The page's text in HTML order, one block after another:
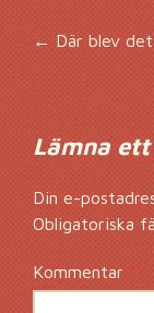
←Där blev
Lämna
Din e-
Obligatoriska
Kommentar*